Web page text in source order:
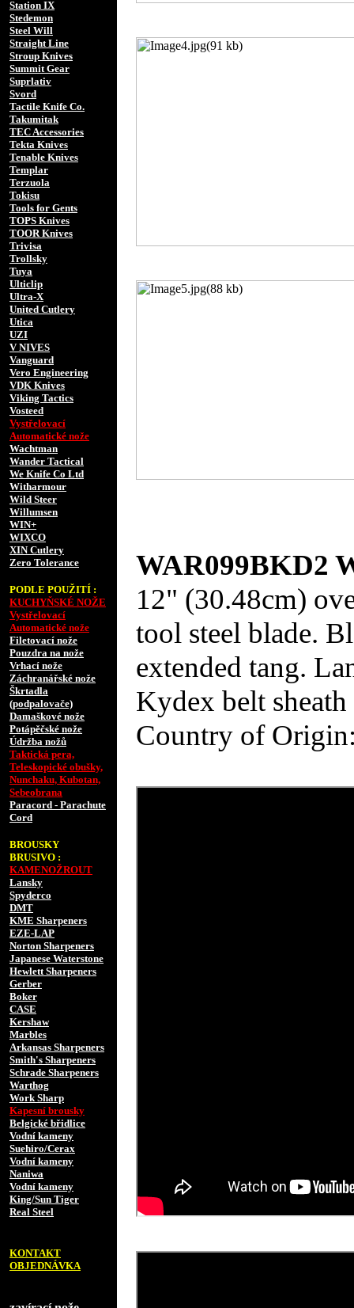
Station IX
Stedemon
Steel Will
Straight Line
Stroup Knives
Summit Gear
Suprlativ
Svord
Tactile Knife Co.
Takumitak
TEC Accessories
Tekta Knives
Tenable Knives
Templar
Terzuola
Tokisu
Tools for Gents
TOPS Knives
TOOR Knives
Trivisa
Trollsky
Tuya
Ulticlip
Ultra-X
United Cutlery
Utica
UZI
V NIVES
Vanguard
Vero Engineering
VDK Knives
Viking Tactics
Vosteed
Vystřelovací
Automatické nože
Wachtman
Wander Tactical
We Knife Co Ltd
Witharmour
Wild Steer
Willumsen
WIN+
WIXCO
XIN Cutlery
Zero Tolerance
PODLE POUŽITÍ :
KUCHYŇSKÉ NOŽE
Vystřelovací
Automatické nože
Filetovací nože
Pouzdra na nože
Vrhací nože
Záchranářské nože
Škrtadla
(podpalovače)
Damaškové nože
Potápěčské nože
Údržba nožů
Taktická pera,
Teleskopické obušky,
Nunchaku, Kubotan,
Sebeobrana
Paracord - Parachute
Cord
BROUSKY
BRUSIVO :
KAMENOŽROUT
Lansky
Spyderco
DMT
KME Sharpeners
EZE-LAP
Norton Sharpeners
Japanese Waterstone
Hewlett Sharpeners
Gerber
Boker
CASE
Kershaw
Marbles
Arkansas Sharpeners
Smith's Sharpeners
Schrade Sharpeners
Warthog
Work Sharp
Kapesní brousky
Belgické břidlice
Vodní kameny
Suehiro/Cerax
Vodní kameny
Naniwa
Vodní kameny
King/Sun Tiger
Real Steel
KONTAKT
OBJEDNÁVKA
WAR099BKD2
12" (30.48cm)
tool steel blade.
extended tang.
Kydex belt
Country of